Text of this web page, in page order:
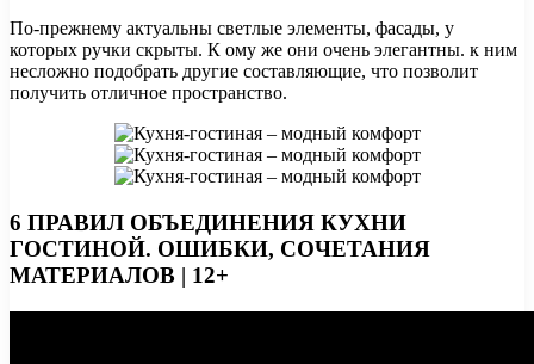
По-прежнему актуальны светлые элементы, фасады, у
которых ручки скрыты. К ому же они очень элегантны. к ним
несложно подобрать другие составляющие, что позволит
получить отличное пространство.
6 ПРАВИЛ ОБЪЕДИНЕНИЯ КУХНИ
ГОСТИНОЙ. ОШИБКИ, СОЧЕТАНИЯ
МАТЕРИАЛОВ | 12+